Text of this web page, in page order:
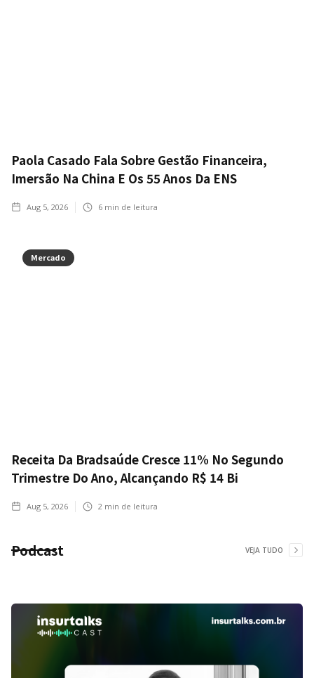
Paola Casado Fala Sobre Gestão Financeira,
Imersão Na China E Os 55 Anos Da ENS
Aug 5, 2026 6 min de leitura
Mercado
Receita Da Bradsaúde Cresce 11% No Segundo
Trimestre Do Ano, Alcançando R$ 14 Bi
Aug 5, 2026 2 min de leitura
Podcast VEJA TUDO